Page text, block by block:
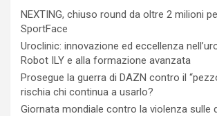
NEXTING, chiuso round da oltre 2 milioni
SportFace
Uroclinic: innovazione ed eccellenza
Robot ILY e alla formazione avanzata
Prosegue la guerra di DAZN contro il
rischia chi continua a usarlo?
Giornata mondiale contro la violenza sulle